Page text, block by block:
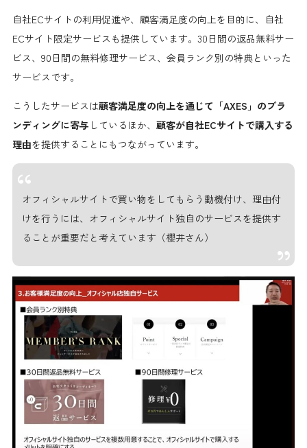
自社ECサイトの利用促進や、顧客満足度の向上を目的に、自社
ECサイト限定サービスも提供しています。30日間の返品無料サー
ビス、90日間の無料修理サービス、会員ランク別の特典といった
サービスです。
こうしたサービスは顧客満足度の向上を通じて「AXES」のブラ
ンディングに寄与 しているほか、 顧客が自社ECサイトで購入する
理由を提供することにもつながっています。
オフィシャルサイトで買い物をしてもらう動機付け、理由付
けを行うには、オフィシャルサイト独自のサービスを提供す
ることが重要だと考えています（櫻井さん）